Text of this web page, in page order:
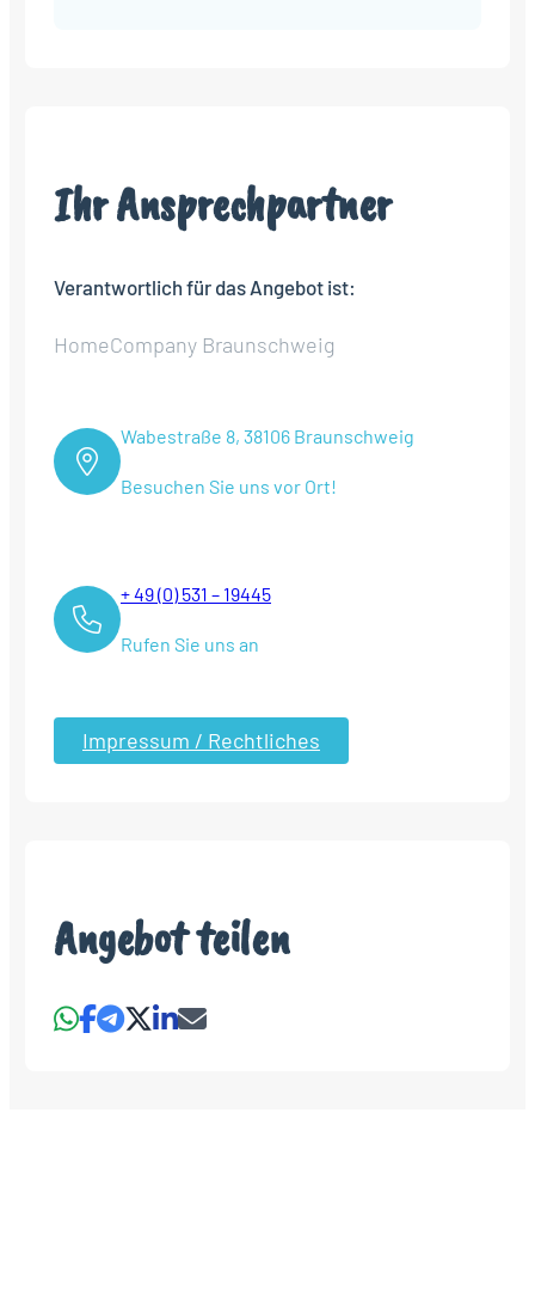
Ihr Ansprechpartner
Verantwortlich für das Angebot ist:
HomeCompany Braunschweig
Wabestraße 8, 38106 Braunschweig
Besuchen Sie uns vor Ort!
+ 49 (0) 531 – 19445
Rufen Sie uns an
Impressum / Rechtliches
Angebot teilen